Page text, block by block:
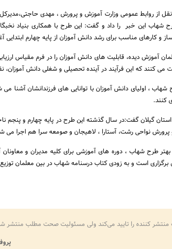
از روابط عمومی وزارت آموزش و پرورش ، مهدی
شهاب این خبر را داد و گفت: این طرح با همکاری بنیاد
و کارهای مناسب برای رشد دانش آموزان از پایه چهارم
آموزش دیده، قابلیت های دانش آموزان را در فرم مقیاس
کنند که این فرآیند در آینده تحصیلی و شغلی دانش
، اولیای دانش آموزان با توانایی های فرزندانشان آشنا
کنند.
گیلان گفت:در سال گذشته این طرح در پایه چهارم و پنجم
پرورش نواحی رشت، آستارا ، لاهیجان و صومعه سرا هم اجرا می
بهتر طرح شهاب ، دوره های آموزشی برای کلیه مدیران و
است و به زودی کتاب درسنامه شهاب در بین معلمان
منتشر کننده را تایید می‌کند ولی مسئولیت صحت مطلب منتشر